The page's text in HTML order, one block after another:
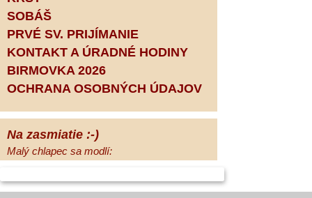
SOBÁŠ
PRVÉ SV. PRIJÍMANIE
KONTAKT A ÚRADNÉ HODINY
BIRMOVKA 2026
OCHRANA OSOBNÝCH ÚDAJOV
Na zasmiatie :-)
Malý chlapec sa modlí:
mamičku a prosím aj za Teba, Pane Bože,